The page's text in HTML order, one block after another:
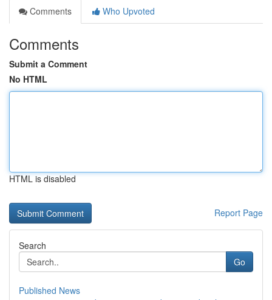
Comments
Who Upvoted
Comments
Submit a Comment
No HTML
HTML is disabled
Report Page
Search
Go
Published News